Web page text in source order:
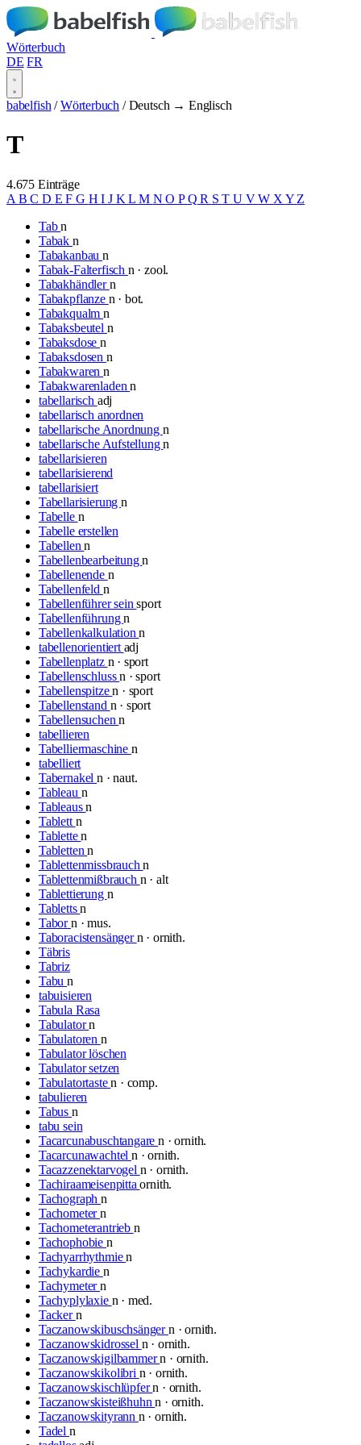
Wörterbuch
DE FR
babelfish / Wörterbuch / Deutsch → Englisch
T
4.675 Einträge
A BC D EF G HI J KL M NO PQR STU VW X Y Z
Tabn
Tabak n
Tabakanbaun
Tabak-Falterfisch n · zool.
Tabakhändlern
Tabakpflanze n · bot.
Tabakqualmn
Tabaksbeutel n
Tabaksdosen
Tabaksdosen n
Tabakwarenn
Tabakwarenladenn
tabellarisch adj
tabellarisch anordnen
tabellarische Anordnung n
tabellarische Aufstellungn
tabellarisieren
tabellarisierend
tabellarisiert
Tabellarisierungn
Tabelle n
Tabelle erstellen
Tabellenn
Tabellenbearbeitungn
Tabellenende n
Tabellenfeld n
Tabellenführer seinsport
Tabellenführungn
Tabellenkalkulationn
tabellenorientiert adj
Tabellenplatz n · sport
Tabellenschlussn · sport
Tabellenspitzen · sport
Tabellenstand n · sport
Tabellensuchenn
tabellieren
Tabelliermaschine n
tabelliert
Tabernakeln · naut.
Tableau n
Tableausn
Tablett n
Tabletten
Tablettenn
Tablettenmissbrauchn
Tablettenmißbrauch n · alt
Tablettierung n
Tablettsn
Taborn · mus.
Taboracistensängern · ornith.
Täbris
Tabriz
Tabun
tabuisieren
Tabula Rasa
Tabulatorn
Tabulatoren n
Tabulator löschen
Tabulator setzen
Tabulatortasten · comp.
tabulieren
Tabus n
tabu sein
Tacarcunabuschtangaren · ornith.
Tacarcunawachteln · ornith.
Tacazzenektarvogel n · ornith.
Tachiraameisenpittaornith.
Tachographn
Tachometern
Tachometerantrieb n
Tachophobie n
Tachyarrhythmien
Tachykardie n
Tachymetern
Tachyplylaxie n · med.
Tackern
Taczanowskibuschsängern · ornith.
Taczanowskidrossel n · ornith.
Taczanowskigilbammern · ornith.
Taczanowskikolibri n · ornith.
Taczanowskischlüpfern · ornith.
Taczanowskisteißhuhnn · ornith.
Taczanowskityrann n · ornith.
Tadel n